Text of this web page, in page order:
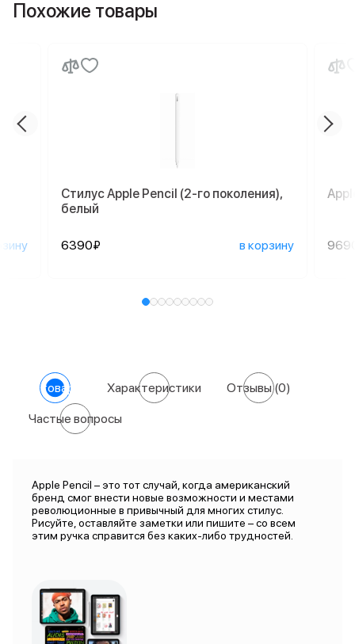
Похожие товары
Стилус Apple Pencil (2-го поколения),
белый
6390₽ в корзину
О товаре Характеристики Отзывы(0)
Частые вопросы
Apple Pencil – это тот случай, когда американский
бренд смог внести новые возможности и местами
революционные в привычный для многих стилус.
Рисуйте, оставляйте заметки или пишите – со всем
этим ручка справится без каких-либо трудностей.